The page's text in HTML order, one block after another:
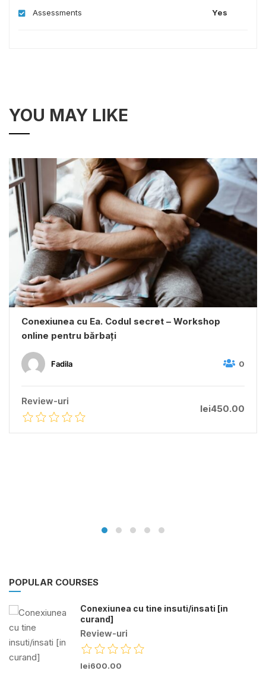
Assessments Yes
YOU MAY LIKE
Conexiunea cu Ea. Codul secret – Workshop
online pentru bărbați
Fadila 0
lei450.00
POPULAR COURSES
Conexiunea cu tine insuti/insati [in
curand]
lei600.00